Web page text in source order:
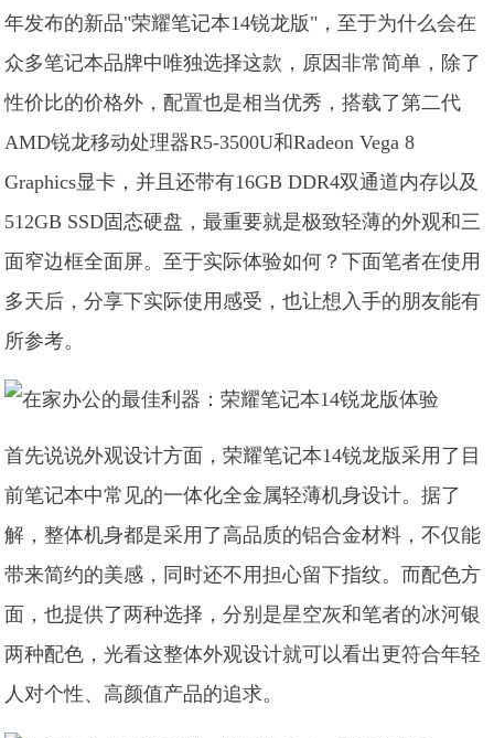
年发布的新品"荣耀笔记本14锐龙版"，至于为什么会在
众多笔记本品牌中唯独选择这款，原因非常简单，除了
性价比的价格外，配置也是相当优秀，搭载了第二代
AMD锐龙移动处理器R5-3500U和Radeon Vega 8
Graphics显卡，并且还带有16GB DDR4双通道内存以及
512GB SSD固态硬盘，最重要就是极致轻薄的外观和三
面窄边框全面屏。至于实际体验如何？下面笔者在使用
多天后，分享下实际使用感受，也让想入手的朋友能有
所参考。
首先说说外观设计方面，荣耀笔记本14锐龙版采用了目
前笔记本中常见的一体化全金属轻薄机身设计。据了
解，整体机身都是采用了高品质的铝合金材料，不仅能
带来简约的美感，同时还不用担心留下指纹。而配色方
面，也提供了两种选择，分别是星空灰和笔者的冰河银
两种配色，光看这整体外观设计就可以看出更符合年轻
人对个性、高颜值产品的追求。